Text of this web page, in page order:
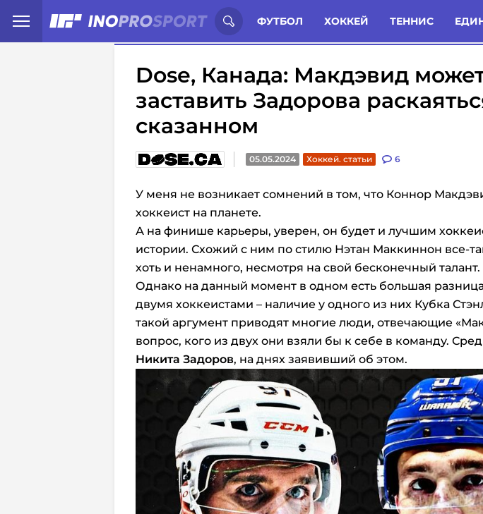
ФУТБОЛ ХОККЕЙ ТЕННИС
Иностранцы о спорте России: Статьи Комменты Новости
Dose, Канада: Макдэвид
заставить Задорова
сказанном
05.05.2024 Хоккей. статьи 6
У меня не возникает сомнений в том, что Коннор
хоккеист на планете.
А на финише карьеры, уверен, он будет и лучшим
истории. Схожий с ним по стилю Нэтан Маккиннон все-
хоть и ненамного, несмотря на свой бесконечный талант.
Однако на данный момент в одном есть большая
двумя хоккеистами – наличие у одного из них Кубка
такой аргумент приводят многие люди, отвечающие
вопрос, кого из двух они взяли бы к себе в команду.
Никита Задоров, на днях заявивший об этом.